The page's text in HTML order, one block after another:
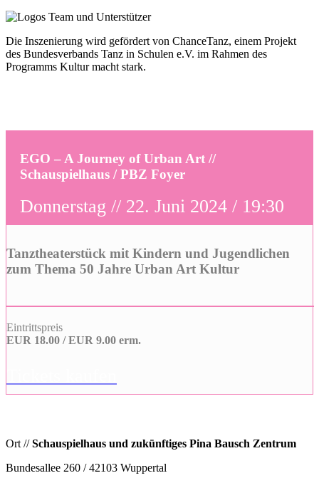
Die Inszenierung wird gefördert von ChanceTanz, einem Projekt
des Bundesverbands Tanz in Schulen e.V. im Rahmen des
Programms Kultur macht stark.
EGO – A Journey of Urban Art //
Schauspielhaus / PBZ Foyer
Donnerstag // 22. Juni 2024 / 19:30
Tanztheaterstück mit Kindern und Jugendlichen
zum Thema 50 Jahre Urban Art Kultur
Eintrittspreis
EUR 18.00 / EUR 9.00 erm.
Ort //Schauspielhaus und zukünftiges Pina Bausch Zentrum
Bundesallee 260 / 42103 Wuppertal